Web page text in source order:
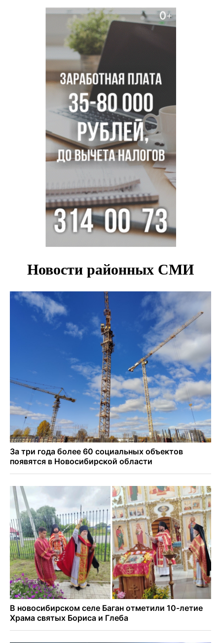
В Новосибирске врачи прооперировали 25 тысяч
пациентов с катарактой
Знаменитый орангутан Бату отметил юбилей в
новосибирском зоопарке
Новосибирские хирурги спасли сердце восьмиклассницы
с донорским клапаном